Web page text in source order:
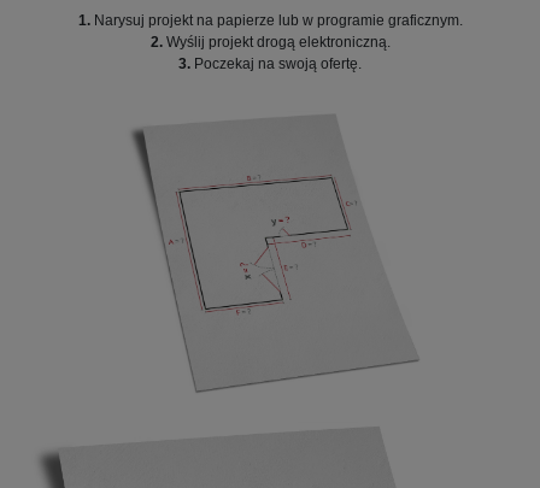
1.Narysuj projekt na papierze lub w programie graficznym.
2.Wyślij projekt drogą elektroniczną.
3. Poczekaj na swoją ofertę.